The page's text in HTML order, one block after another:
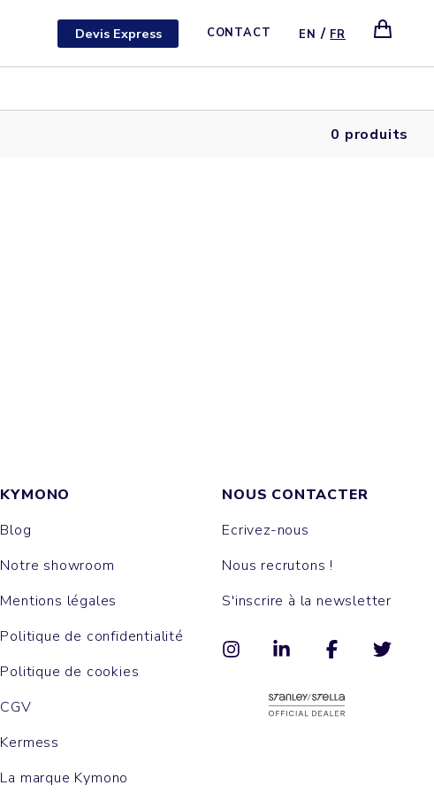
Devis Express CONTACT EN / FR
0 produits
KYMONO
Blog
Notre showroom
Mentions légales
Politique de confidentialité
Politique de cookies
CGV
Kermess
La marque Kymono
NOUS CONTACTER
Ecrivez-nous
Nous recrutons !
S'inscrire à la newsletter